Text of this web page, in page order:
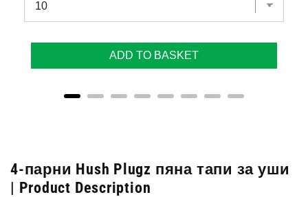
ADD TO BASKET
4-парни Hush Plugz пяна тапи за уши
| Product Description